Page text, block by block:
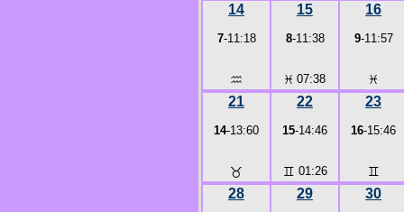
14
7-11:18
♒
15
8-11:38
♓ 07:38
16
9-11:57
♓
21
14-13:60
♉
22
15-14:46
♊ 01:26
23
16-15:46
♊
28 29 30